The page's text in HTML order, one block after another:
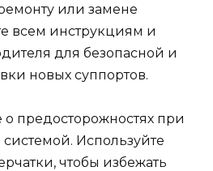
или замене
всем инструкциям и
для безопасной и
новых суппортов.
о предосторожностях при
Используйте
чтобы избежать